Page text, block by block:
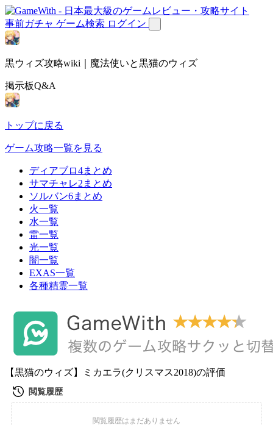
事前ガチャ ゲーム検索 ログイン
黒ウィズ攻略wiki｜魔法使いと黒猫のウィズ
掲示板Q&A
トップに戻る
ゲーム攻略一覧を見る
ディアブロ4まとめ
サマチャレ2まとめ
ソルバン6まとめ
火一覧
水一覧
雷一覧
光一覧
闇一覧
EXAS一覧
各種精霊一覧
【黒猫のウィズ】ミカエラ(クリスマス2018)の評価